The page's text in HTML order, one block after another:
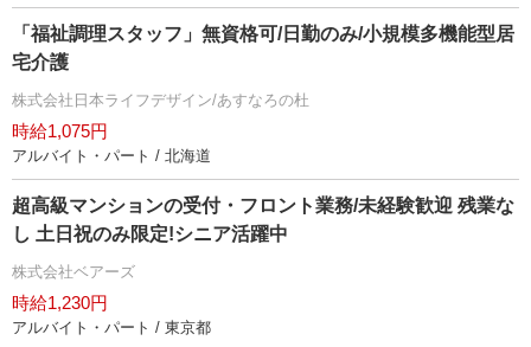
「福祉調理スタッフ」無資格可/日勤のみ/小規模多機能型居
宅介護
株式会社日本ライフデザイン/あすなろの杜
時給1,075円
アルバイト・パート / 北海道
超高級マンションの受付・フロント業務/未経験歓迎 残業な
し 土日祝のみ限定!シニア活躍中
株式会社ベアーズ
時給1,230円
アルバイト・パート / 東京都